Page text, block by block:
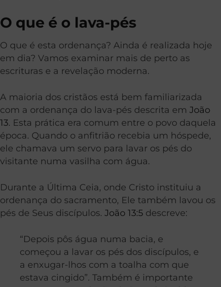
O que é o lava-pés
O que é esta ordenança? Ainda é realizada hoje
em dia? Vamos examinar mais de perto as
escrituras e a revelação moderna.
A maioria dos cristãos está bem familiarizada
com a ordenança do lava-pés descrita em João
13. Esta prática era comum entre o povo daquela
época. Quando o anfitrião recebia um hóspede,
ele chamava um servo para lavar os pés do
visitante numa vasilha com água.
Durante a Última Ceia, onde Cristo instituiu a
ordenança do sacramento, Ele também lavou os
pés de Seus discípulos. João 13:5 descreve:
“Depois pôs água numa bacia, e
começou a lavar os pés dos discípulos, e
a enxugar-lhos com a toalha com que
estava cingido”. Também é importante